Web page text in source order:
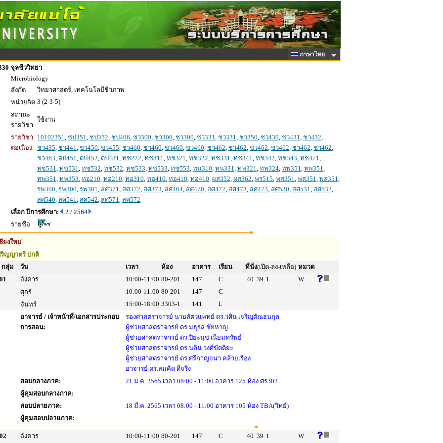
ภาษาไทย
จุลชีววิทยา
Microbiology
สังกัด
วิทยาศาสตร์, เทคโนโลยีชีวภาพ
หน่วยกิต 3 (2-3-5)
สถานะ
รายวิชา:
ใช้งาน
รายวิชา
ต่อเนื่อง:
10102351, ชป351, ชป352, ชป406, ชว300, ชว300, ชว300, ชว331, ชว331, ชว350, ชว430, ชว431, ชว432,
ชว435, ชว441, ชว450, ชว455, ชว460, ชว460, ชว460, ชว460, ชว462, ชว462, ชว462, ชว462, ชว462, ชว462,
ชว463, ดป451, ดป452, ดป481, ทช222, ทช311, ทช321, ทช322, ทช331, ทช341, ทช342, ทช343, ทช471,
ทช531, ทช531, ทช532, ทช532, ทช533, ทช533, ทช553, ทน310, ทน331, ทพ321, ทพ324, ทพ351, ทพ351,
ทพ351, ทพ353, ทอ210, ทอ210, ทอ310, ทอ410, ทอ410, ทอ410, ผส352, ผส362, พร515, พส351, พส351, พส351,
รพ300, รพ300, รพ301, สศ371, สศ372, สศ373, สศ464, สศ470, สศ472, สศ473, สศ473, สศ530, สศ531, สศ532,
สศ540, สศ541, สศ542, สศ571, สศ572
เลือก ปีการศึกษา:
2 / 2564
รายชื่อ
ยงใหม่
ญญาตรี ปกติ
กลุ่ม
วัน เวลา ห้อง อาคาร เรียน ที่นั่ง(เปิด-ลง-เหลือ) หมวด
อังคาร 10:00-11:00 80-201 147 C 40 39 1
W
ศุกร์
10:00-11:00 80-201 147
C
จันทร์
15:00-18:00 3303-1 141
L
อาจารย์ / เจ้าหน้าที่/เอกสารประกอบ
การสอน:
รองศาสตราจารย์ นายสัตวแพทย์ ดร.วศิน เจริญตัณธนกุล
ผู้ช่วยศาสตราจารย์ ดร.มธุรส ชัยหาญ
ผู้ช่วยศาสตราจารย์ ดร.ปิยะนุช เนียมทรัพย์
ผู้ช่วยศาสตราจารย์ ดร.นลิน วงศ์ขัตติยะ
ผู้ช่วยศาสตราจารย์ ดร.ศรีกาญจนา คล้ายเรือง
อาจารย์ ดร.สมคิด ดีจริง
สอบกลางภาค:
21 ม.ค. 2565 เวลา 08:00 - 11:00 อาคาร 125 ห้อง ศร302
ผู้คุมสอบกลางภาค:
สอบปลายภาค:
18 มี.ค. 2565 เวลา 08:00 - 11:00 อาคาร 105 ห้อง TBA(วิทย์)
ผู้คุมสอบปลายภาค:
อังคาร 10:00-11:00 80-201 147 C 40 39 1 W